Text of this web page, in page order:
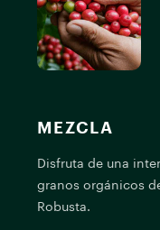
MEZCLA
Disfruta de una
granos orgánicos
Robusta.